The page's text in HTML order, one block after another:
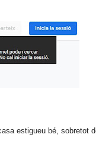
estigueu bé, sobretot